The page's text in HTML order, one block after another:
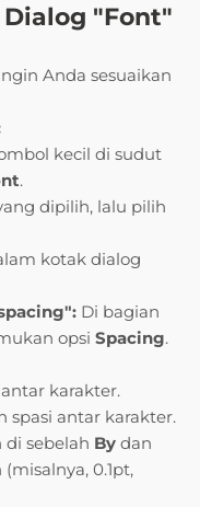
"Font"
Anda sesuaikan
kecil di sudut
.
dipilih, lalu pilih
kotak dialog
Di bagian
opsi Spacing.
karakter.
spasi antar karakter.
sebelah By dan
0.1pt,